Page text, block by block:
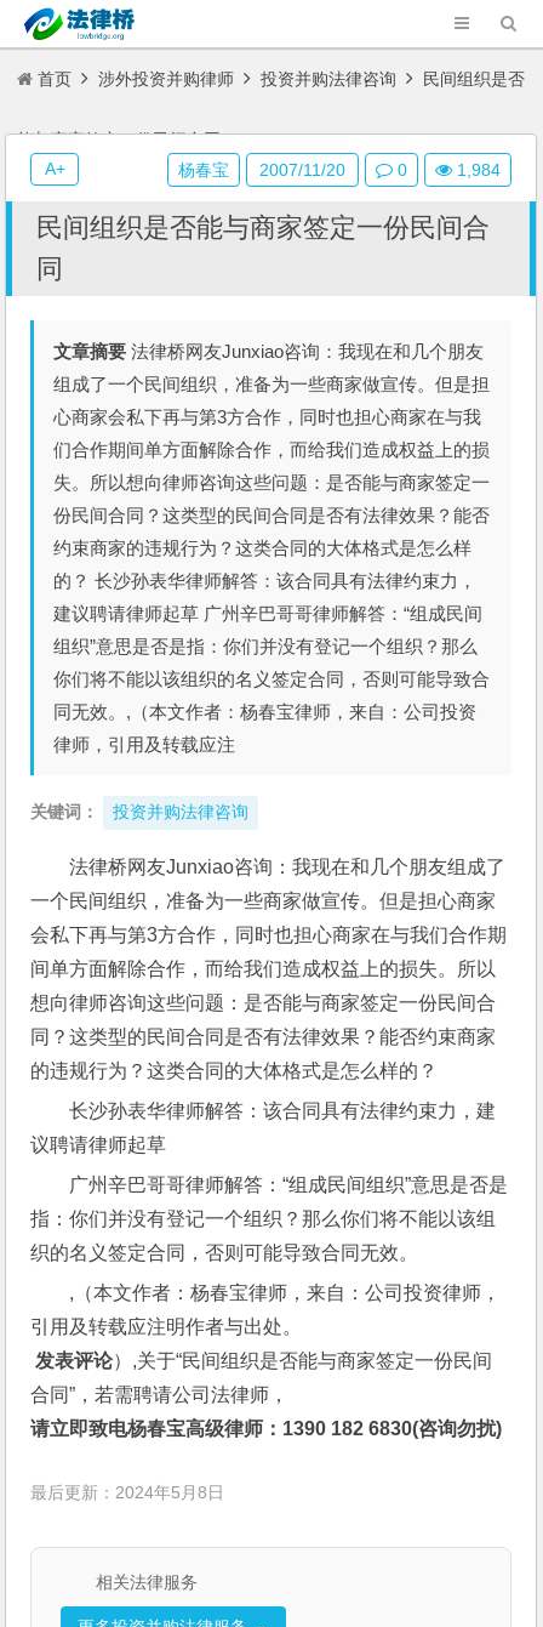
首页 涉外投资并购律师 投资并购法律咨询 民间组织是否
能与商家签定一份民间合同
民间组织是否能与商家签定一份民间合
同
文章摘要 法律桥网友Junxiao咨询：我现在和几个朋友
组成了一个民间组织，准备为一些商家做宣传。但是担
心商家会私下再与第3方合作，同时也担心商家在与我
们合作期间单方面解除合作，而给我们造成权益上的损
失。所以想向律师咨询这些问题：是否能与商家签定一
份民间合同？这类型的民间合同是否有法律效果？能否
约束商家的违规行为？这类合同的大体格式是怎么样
的？ 长沙孙表华律师解答：该合同具有法律约束力，
建议聘请律师起草 广州辛巴哥哥律师解答：“组成民间
组织”意思是否是指：你们并没有登记一个组织？那么
你们将不能以该组织的名义签定合同，否则可能导致合
同无效。,（本文作者：杨春宝律师，来自：公司投资
律师，引用及转载应注
关键词： 投资并购法律咨询
法律桥网友Junxiao咨询：我现在和几个朋友组成了
一个民间组织，准备为一些商家做宣传。但是担心商家
会私下再与第3方合作，同时也担心商家在与我们合作期
间单方面解除合作，而给我们造成权益上的损失。所以
想向律师咨询这些问题：是否能与商家签定一份民间合
同？这类型的民间合同是否有法律效果？能否约束商家
的违规行为？这类合同的大体格式是怎么样的？
长沙孙表华律师解答：该合同具有法律约束力，建
议聘请律师起草
广州辛巴哥哥律师解答：“组成民间组织”意思是否是
指：你们并没有登记一个组织？那么你们将不能以该组
织的名义签定合同，否则可能导致合同无效。
,（本文作者：杨春宝律师，来自：公司投资律师，
引用及转载应注明作者与出处。
发表评论）,关于“民间组织是否能与商家签定一份民间
合同”，若需聘请公司法律师，
请立即致电杨春宝高级律师：1390 182 6830(咨询勿扰)
最后更新：2024年5月8日
相关法律服务
杨春宝 2007/11/20 0 1,984
A+